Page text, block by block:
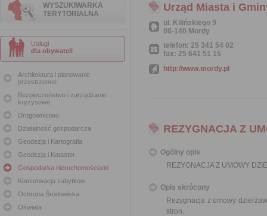
WYSZUKIWARKA
TERYTORIALNA
Usługi
dla obywateli
Architektura i planowanie
przestrzenne
Bezpieczeństwo i zarządzanie
kryzysowe
Drogownictwo
Działalność gospodarcza
Geodezja i Kartografia
Geodezja i Kataster
Gospodarka nieruchomościami
Konserwacja zabytków
Ochrona Środowiska
Oświata
Urząd Miasta i
ul. Kilińskiego 9
08-140 Mordy
telefon: 25 341 54 02
fax: 25 641 51 15
http://www.mordy.pl
REZYGNACJA Z
Ogólny opis
REZYGNACJA Z UMOWY
Opis skrócony
Rezygnacja z umowy
stron.